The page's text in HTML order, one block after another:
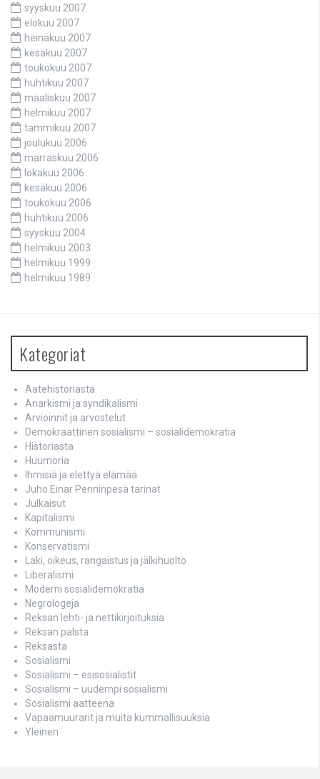
syyskuu 2007
elokuu 2007
heinäkuu 2007
kesäkuu 2007
toukokuu 2007
huhtikuu 2007
maaliskuu 2007
helmikuu 2007
tammikuu 2007
joulukuu 2006
marraskuu 2006
lokakuu 2006
kesäkuu 2006
toukokuu 2006
huhtikuu 2006
syyskuu 2004
helmikuu 2003
helmikuu 1999
helmikuu 1989
Kategoriat
Aatehistoriasta
Anarkismi ja syndikalismi
Arvioinnit ja arvostelut
Demokraattinen sosialismi – sosialidemokratia
Historiasta
Huumoria
Ihmisiä ja elettyä elämää
Juho Einar Penninpesä tarinat
Julkaisut
Kapitalismi
Kommunismi
Konservatismi
Laki, oikeus, rangaistus ja jälkihuolto
Liberalismi
Moderni sosialidemokratia
Negrologeja
Reksan lehti- ja nettikirjoituksia
Reksan palsta
Reksasta
Sosialismi
Sosialismi – esisosialistit
Sosialismi – uudempi sosialismi
Sosialismi aatteena
Vapaamuurarit ja muita kummallisuuksia
Yleinen